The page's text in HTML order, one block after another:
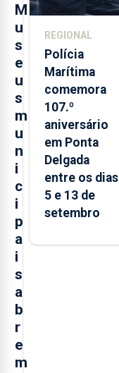
M
u
s
e
u
s
m
u
n
i
c
i
p
a
i
s
a
b
r
e
m
REGIONAL
Polícia
Marítima
comemora
107.º
aniversário
em Ponta
Delgada
entre os dias
5 e 13 de
setembro